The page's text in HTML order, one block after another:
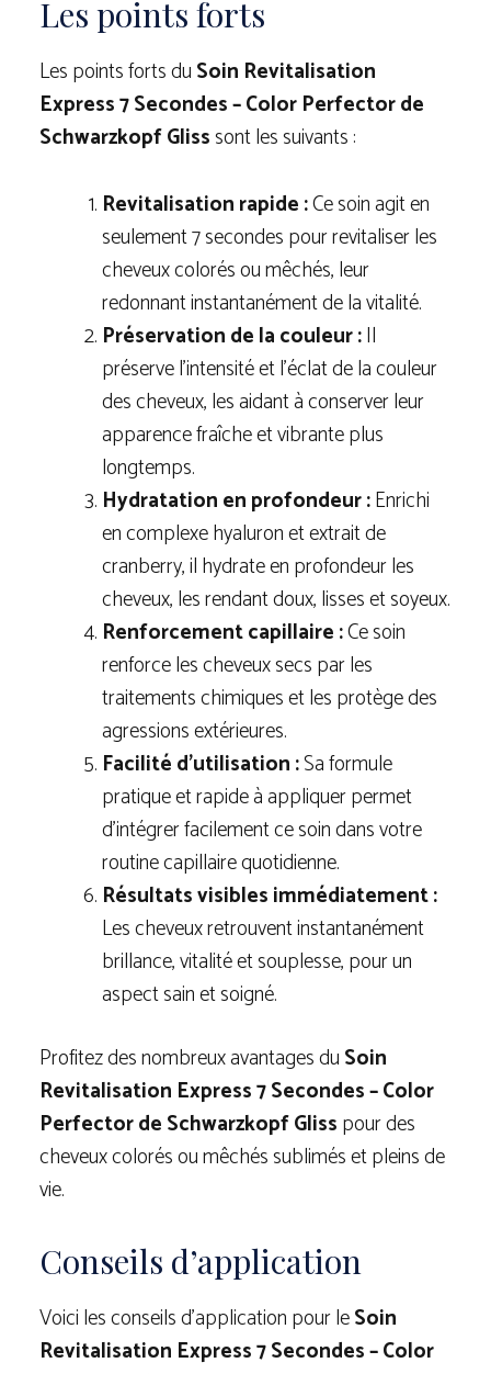
Les points forts
Les points forts duSoin Revitalisation
Express 7 Secondes – Color Perfector de
Schwarzkopf Glisssont les suivants :
Revitalisation rapide :Ce soin agit en
seulement 7 secondes pour revitaliser les
cheveux colorés ou mêchés, leur
redonnant instantanément de la vitalité.
Préservation de la couleur :Il
préserve l’intensité et l’éclat de la couleur
des cheveux, les aidant à conserver leur
apparence fraîche et vibrante plus
longtemps.
Hydratation en profondeur :Enrichi
en complexe hyaluron et extrait de
cranberry, il hydrate en profondeur les
cheveux, les rendant doux, lisses et soyeux.
Renforcement capillaire :Ce soin
renforce les cheveux secs par les
traitements chimiques et les protège des
agressions extérieures.
Facilité d’utilisation :Sa formule
pratique et rapide à appliquer permet
d’intégrer facilement ce soin dans votre
routine capillaire quotidienne.
Résultats visibles immédiatement :
Les cheveux retrouvent instantanément
brillance, vitalité et souplesse, pour un
aspect sain et soigné.
Profitez des nombreux avantages duSoin
Revitalisation Express 7 Secondes – Color
Perfector de Schwarzkopf Glisspour des
cheveux colorés ou mêchés sublimés et pleins de
vie.
Conseils d’application
Voici les conseils d’application pour leSoin
Revitalisation Express 7 Secondes – Color